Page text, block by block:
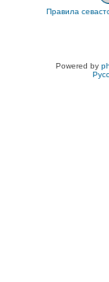
Правила
Powered by